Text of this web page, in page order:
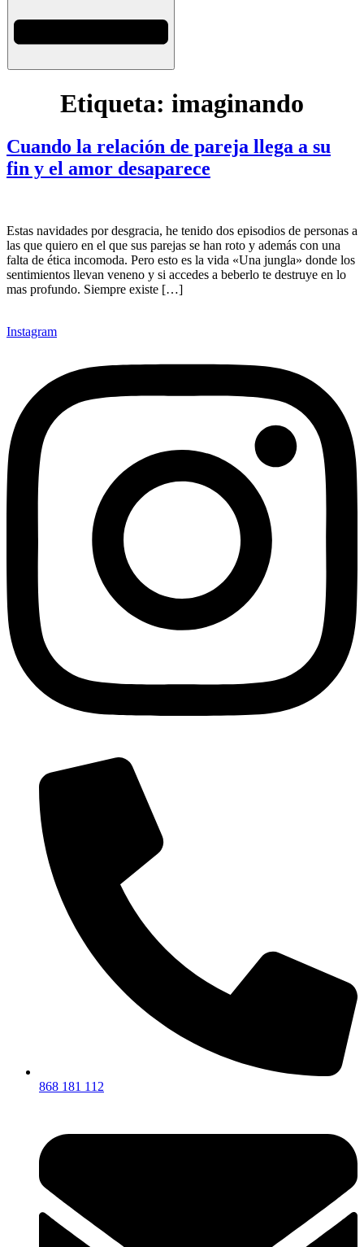
Etiqueta: imaginando
Cuando la relación de pareja llega a su
fin y el amor desaparece
Estas navidades por desgracia, he tenido dos episodios de personas a
las que quiero en el que sus parejas se han roto y además con una
falta de ética incomoda. Pero esto es la vida «Una jungla» donde los
sentimientos llevan veneno y si accedes a beberlo te destruye en lo
mas profundo. Siempre existe […]
Instagram
868 181 112